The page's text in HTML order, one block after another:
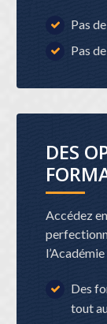
Pas
Pas
DES
Accédez
Des
tout